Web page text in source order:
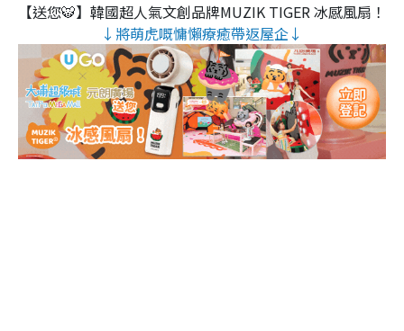
【送您🐯】韓國超人氣文創品牌MUZIK TIGER 冰感風扇！
↓將萌虎嘅慵懶療癒帶返屋企↓